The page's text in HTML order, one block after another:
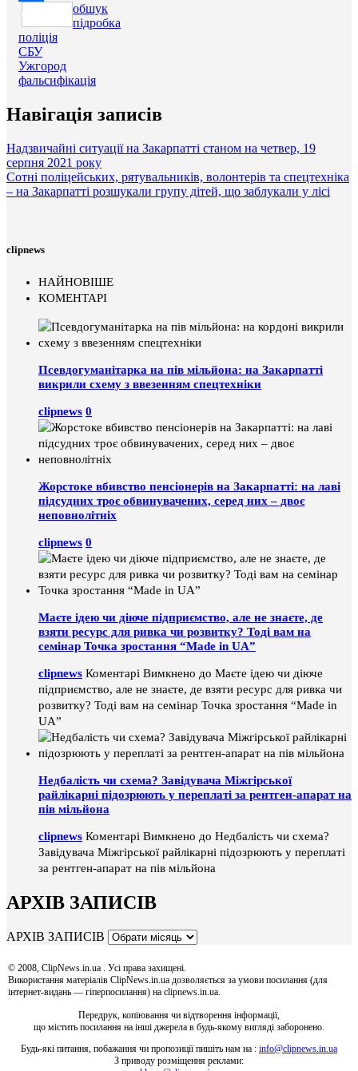
Поділитися
обшук
підробка
поліція
СБУ
Ужгород
фальсифікація
Навігація записів
Надзвичайні ситуації на Закарпатті станом на четвер, 19
серпня 2021 року
Сотні поліцейських, рятувальників, волонтерів та спецтехніка
– на Закарпатті розшукали групу дітей, що заблукали у лісі
clipnews
НАЙНОВІШЕ
КОМЕНТАРІ
Псевдогуманітарка на пів мільйона: на Закарпатті
викрили схему з ввезенням спецтехніки
clipnews 0
Жорстоке вбивство пенсіонерів на Закарпатті: на лаві
підсудних троє обвинувачених, серед них – двоє
неповнолітніх
clipnews 0
Маєте ідею чи діюче підприємство, але не знаєте, де
взяти ресурс для ривка чи розвитку? Тоді вам на
семінар Точка зростання “Made in UA”
clipnews Коментарі Вимкнено до Маєте ідею чи діюче
підприємство, але не знаєте, де взяти ресурс для ривка чи
розвитку? Тоді вам на семінар Точка зростання “Made in
UA”
Недбалість чи схема? Завідувача Міжгірської
райлікарні підозрюють у переплаті за рентген-апарат на
пів мільйона
clipnews Коментарі Вимкнено до Недбалість чи схема?
Завідувача Міжгірської райлікарні підозрюють у переплаті
за рентген-апарат на пів мільйона
АРХІВ ЗАПИСІВ
АРХІВ ЗАПИСІВ
© 2008, ClipNews.in.ua . Усі права захищені.
Використання матеріалів ClipNews.in.ua дозволяється за умови посилання (для
інтернет-видань — гіперпосилання) на clipnews.in.ua.
Передрук, копіювання чи відтворення інформації,
що містить посилання на інші джерела в будь-якому вигляді заборонено.
Будь-які питання, побажання чи пропозиції пишіть нам на : info@clipnews.in.ua
З приводу розміщення реклами: